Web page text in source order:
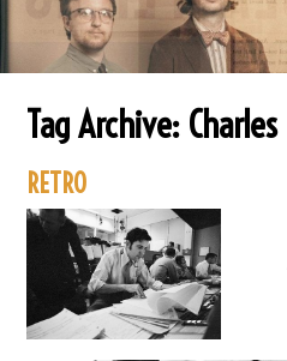
Tag Archive:
RETRO